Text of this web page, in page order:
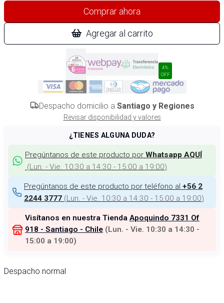
Comprar ahora
Agregar al carrito
4%
OFF
Despacho domicilio a Santiago y Regiones
Revisar disponibilidad y valores
¿TIENES ALGUNA DUDA?
Pregúntanos de este producto por Whatsapp AQUÍ
(Lun. - Vie. 10:30 a 14:30 - 15:00 a 19:00)
Pregúntanos de este producto por teléfono al +56 2
2244 3777 (Lun. - Vie. 10:30 a 14:30 - 15:00 a 19:00)
Visítanos en nuestra Tienda Apoquindo 7331 Of
918 - Santiago - Chile (Lun. - Vie. 10:30 a 14:30 -
15:00 a 19:00)
Despacho normal